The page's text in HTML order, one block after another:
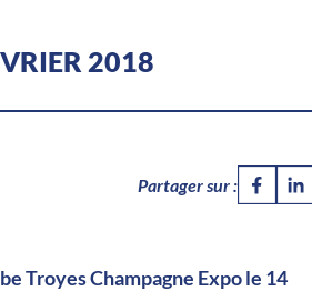
2018
Partager sur :
Troyes Champagne Expo le 14